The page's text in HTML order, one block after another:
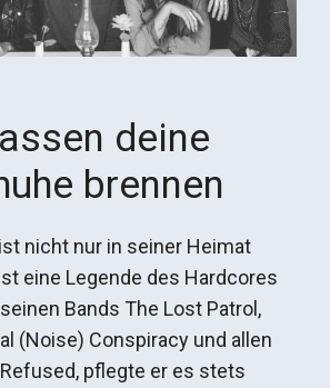
deine
brennen
nicht nur in seiner Heimat
eine Legende des Hardcores
Bands The Lost Patrol,
(Noise) Conspiracy und allen
pflegte er es stets